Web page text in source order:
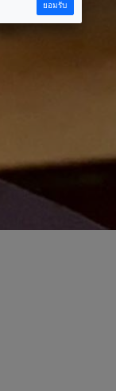
ยอมรับ